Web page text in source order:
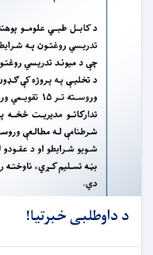
د داوطلبی خبرتیا!